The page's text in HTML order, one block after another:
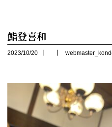
鮨登喜和
2023/10/20